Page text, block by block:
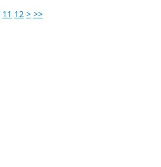
11 12 > >>